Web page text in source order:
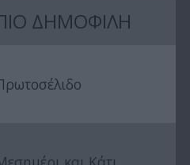
ΔΗΜΟΦΙΛΗ